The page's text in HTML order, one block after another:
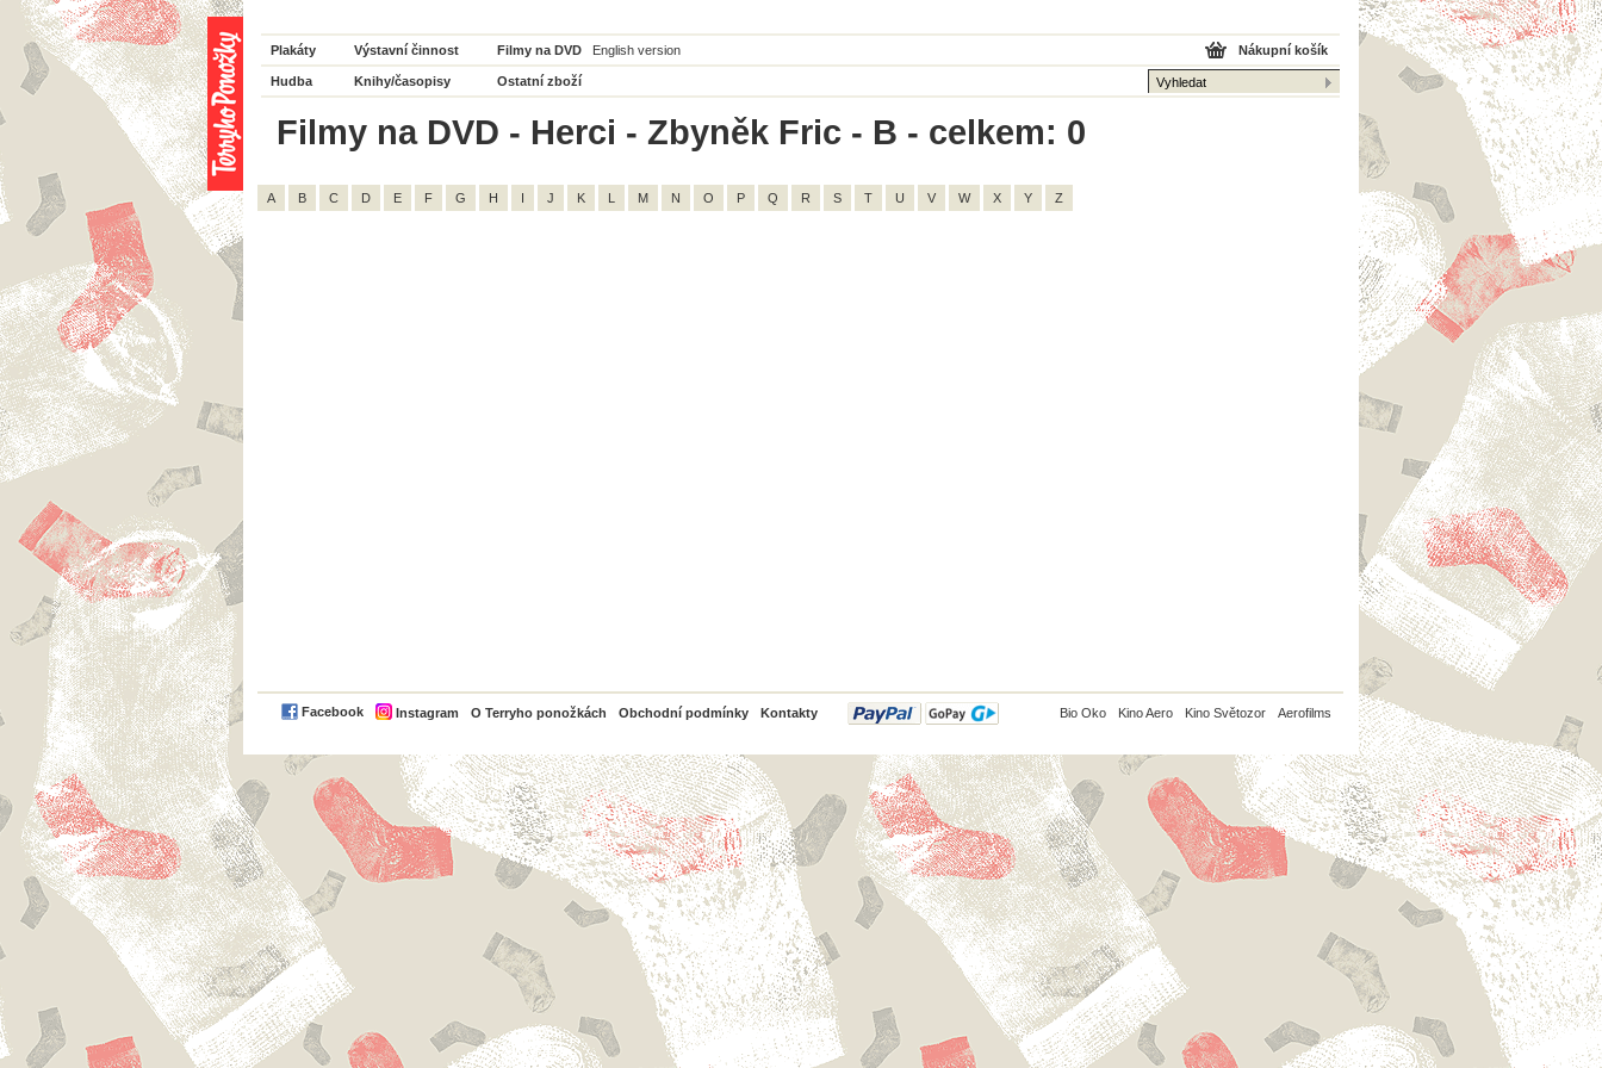
Plakáty Výstavní činnost Filmy na DVD English version
Hudba Knihy/časopisy Ostatní zboží
Nákupní košík
Filmy na DVD - Herci - Zbyněk Fric - B - celkem: 0
A B C D E F G H I J K L M N O P Q R S T U V W X Y Z
Facebook Instagram O Terryho ponožkách Obchodní podmínky Kontakty
PayPal Bio Oko Kino Aero Kino Světozor Aerofilms